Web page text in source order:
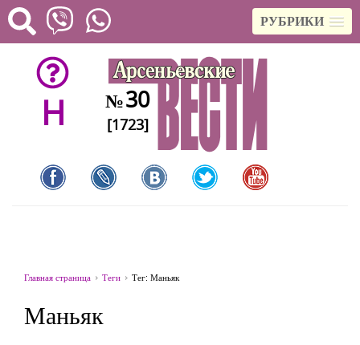
РУБРИКИ
H №30
[1723]
Главная страница Теги Тег: Маньяк
Маньяк